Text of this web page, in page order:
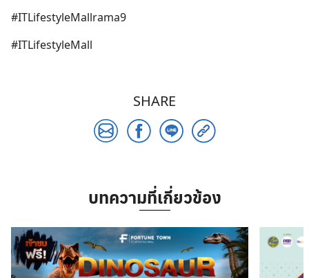
#ITLifestyleMallrama9
#ITLifestyleMall
SHARE
บทความที่เกี่ยวข้อง